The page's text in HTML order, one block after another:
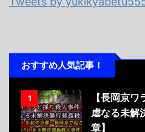
おすすめ人気記事！
1
【長岡京
虐なる未解
章】